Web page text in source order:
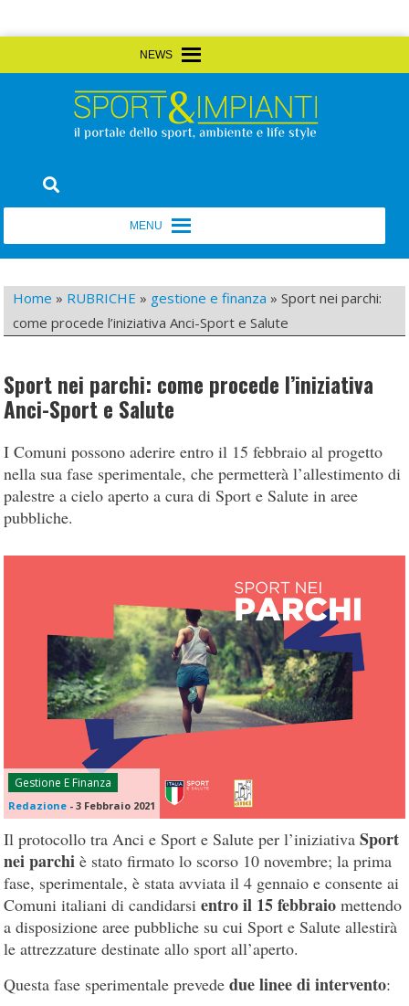
to
Sport&Impianti
Home » RUBRICHE » gestione e finanza »Sport nei parchi:
come procede l’iniziativa Anci-Sport e Salute
Sport nei parchi: come procede l’iniziativa
Anci-Sport e Salute
I Comuni possono aderire entro il 15 febbraio al progetto
nella sua fase sperimentale, che permetterà l’allestimento di
palestre a cielo aperto a cura di Sport e Salute in aree
pubbliche.
Gestione E Finanza
Redazione -3 Febbraio 2021
Il protocollo tra Anci e Sport e Salute per l’iniziativaSport
nei parchi è stato firmato lo scorso 10 novembre; la prima
fase, sperimentale, è stata avviata il 4 gennaio e consente ai
Comuni italiani di candidarsientro il 15 febbraio mettendo
a disposizione aree pubbliche su cui Sport e Salute allestirà
le attrezzature destinate allo sport all’aperto.
Questa fase sperimentale prevededue linee di intervento: